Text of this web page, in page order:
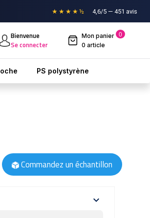
★★★★½ 4,6/5 — 451 avis
Bienvenue
Se connecter
Mon panier 0
0 article
PS polystyrène
Commandez un échantillon
expand_more